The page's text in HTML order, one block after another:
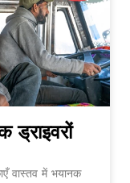
ड्राइवरों
वास्तव में भयानक